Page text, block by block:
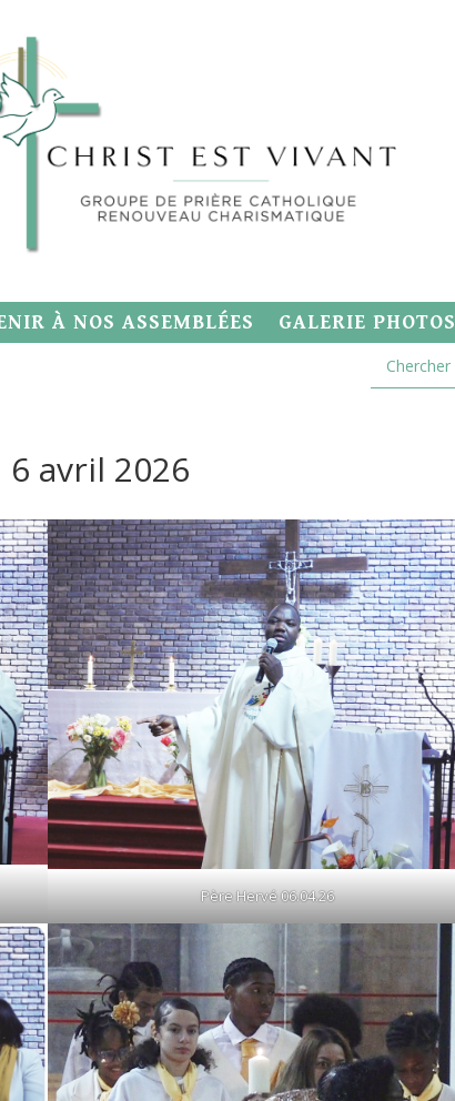
À NOS ASSEMBLÉES GALERIE PHOTOS
avril 2026
Père Hervé 06.04.26